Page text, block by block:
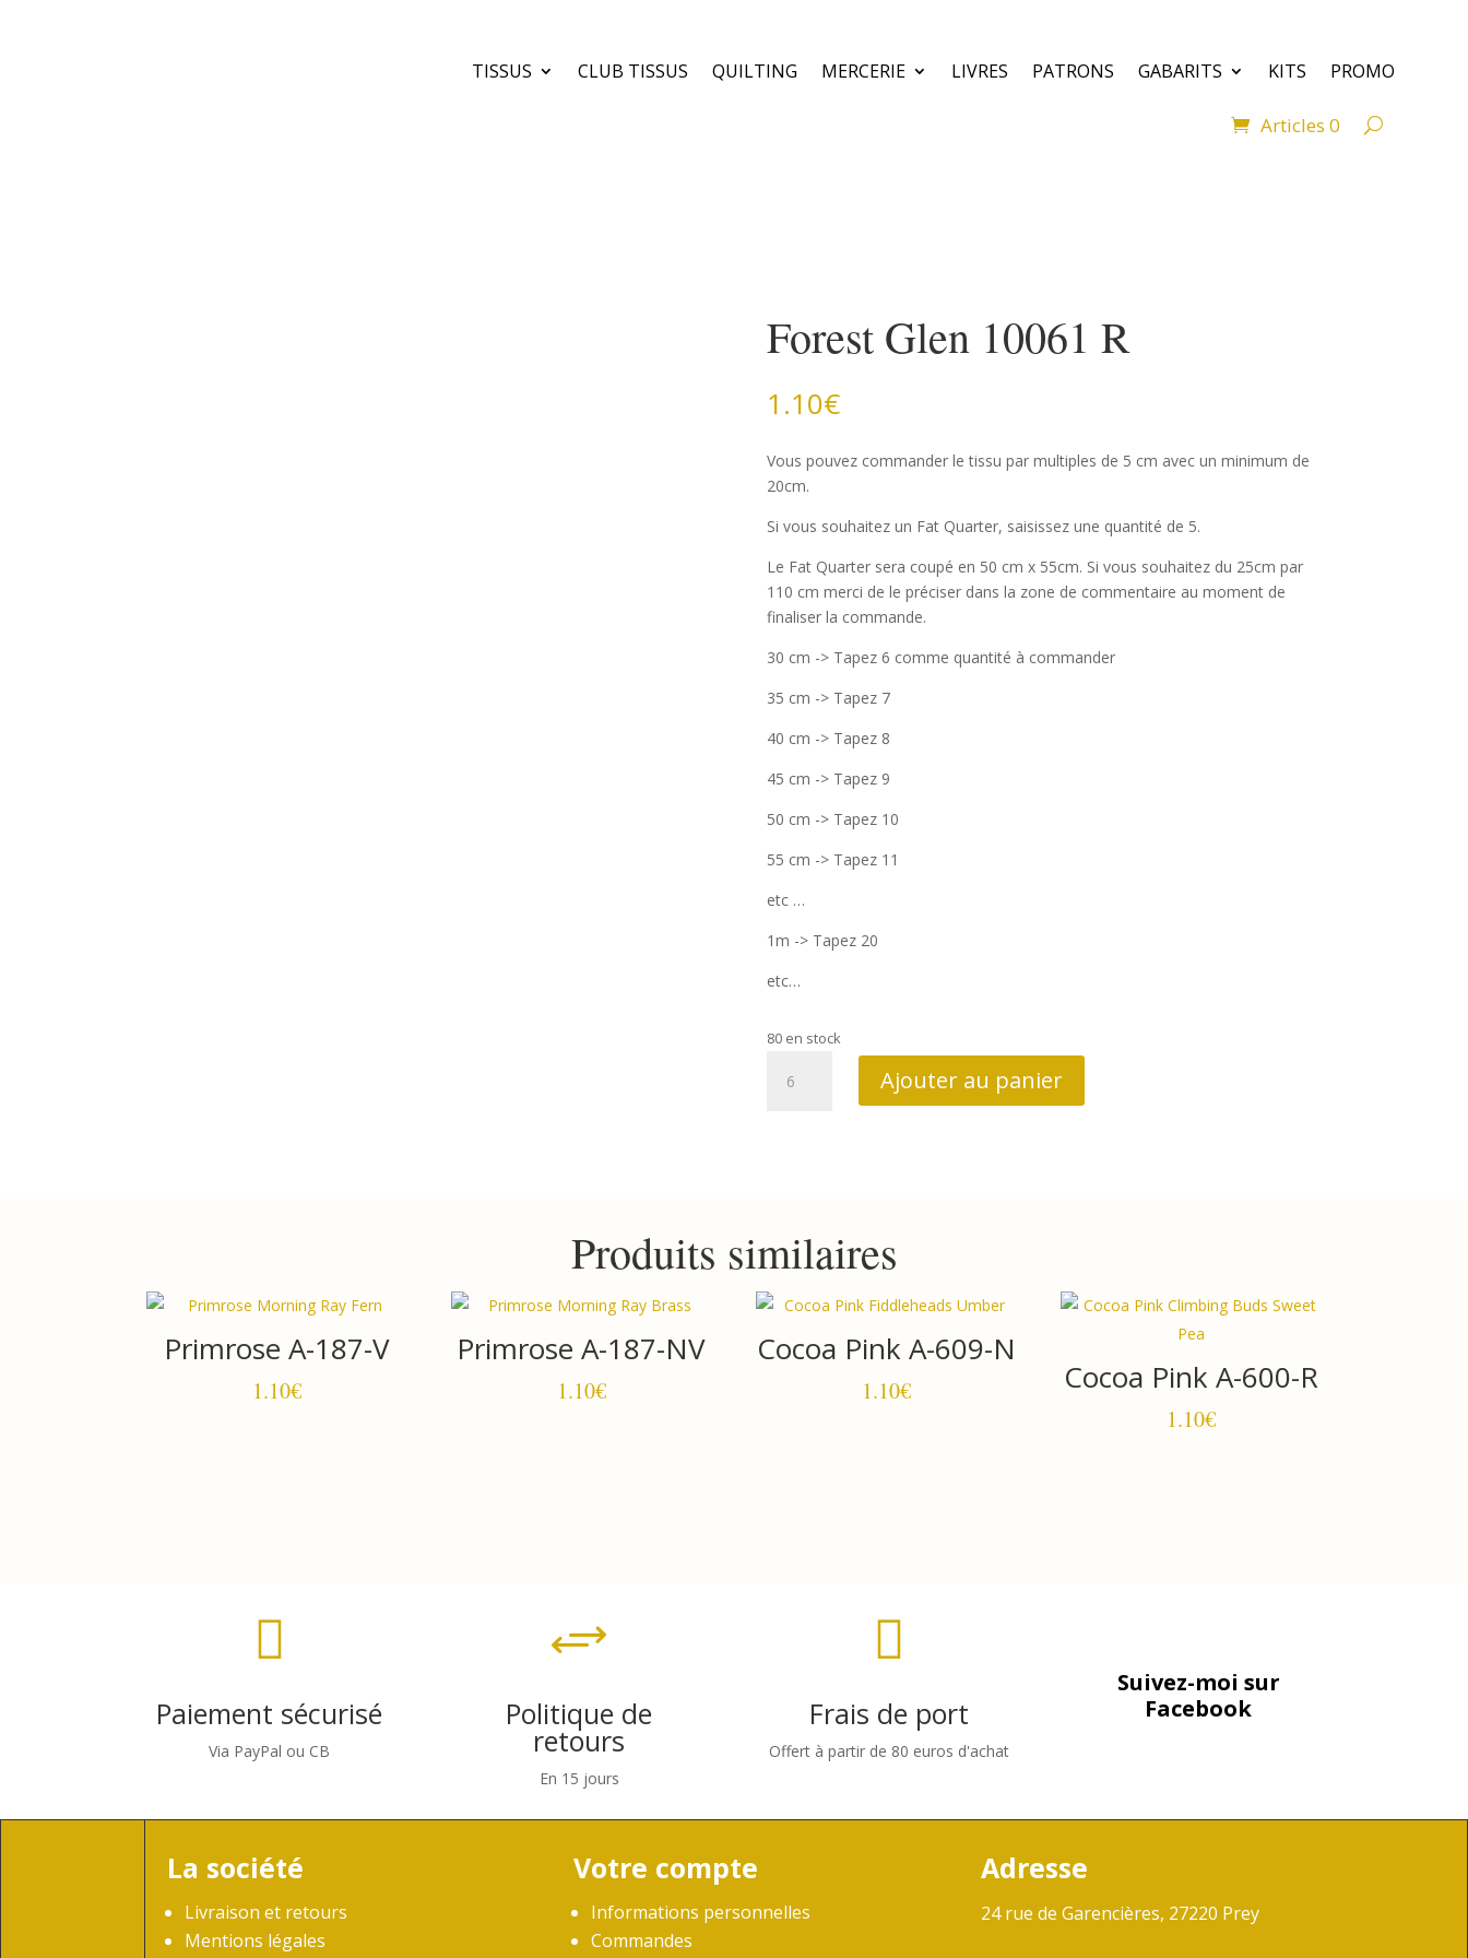
TISSUS CLUB TISSUS QUILTING MERCERIE LIVRES PATRONS GABARITS KITS PROMO
Articles 0
Forest Glen 10061 R
1.10€
Vous pouvez commander le tissu par multiples de 5 cm avec un minimum de
20cm.
Si vous souhaitez un Fat Quarter, saisissez une quantité de 5.
Le Fat Quarter sera coupé en 50 cm x 55cm. Si vous souhaitez du 25cm par
110 cm merci de le préciser dans la zone de commentaire au moment de
finaliser la commande.
30 cm -> Tapez 6 comme quantité à commander
35 cm -> Tapez 7
40 cm -> Tapez 8
45 cm -> Tapez 9
50 cm -> Tapez 10
55 cm -> Tapez 11
etc …
1m -> Tapez 20
etc…
80 en stock
Ajouter au panier
Produits similaires
Primrose A-187-V
1.10€
Primrose A-187-NV
1.10€
Cocoa Pink A-609-N
1.10€ Cocoa Pink A-600-R
1.10€

Paiement sécurisé
Via PayPal ou CB
+
Politique de
retours
En 15 jours

Frais de port
Offert à partir de 80 euros d'achat
Suivez-moi sur
Facebook
La société
Livraison et retours
Mentions légales
Votre compte
Informations personnelles
Commandes
Adresse
24 rue de Garencières, 27220 Prey